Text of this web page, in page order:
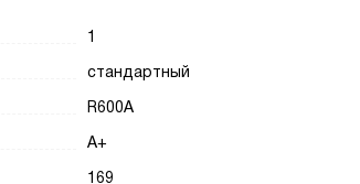
1
стандартный
R600A
A+
169